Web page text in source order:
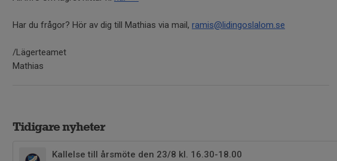
Har du frågor? Hör av dig till Mathias via mail, ramis@lidingoslalom.se
/Lägerteamet
Mathias
Tidigare nyheter
Kallelse till årsmöte den 23/8 kl. 16.30-18.00